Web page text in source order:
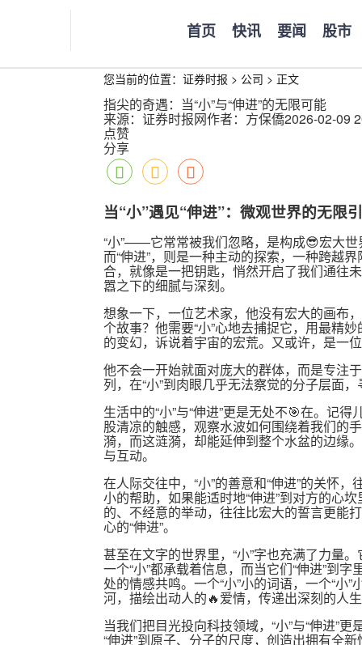
首页 快讯 要闻 股市
您当前的位置： 证券时报 > 公司 > 正文
指尖的奇遇：当“小”与“伸进”的无限可能
来源：证券时报网作者：方保僑2026-02-09
点赞
分享
当“小”遇见“伸进”：微观世界的无限
“小”——它常常被我们忽略，是构成😎宏大
而“伸进”，则是一种主动的探索，一种跨越
合，就像是一把钥匙，悄然开启了我们通往
嚣之下的细腻与深刻。
想象一下，一位艺术家，他没有宏大的画布
个故事？他需要“小”心地去捕捉它，用最精
的变幻，诉说着宇宙的宏荒。又或许，是一
他不会一开始就面对庞大的群体，而是专注
列，在“小”到肉眼几乎无法察觉的分子层面
生活中的“小”与“伸进”更是无处不🎯在。记
股清凉的触感，观察水波如何围绕着我们的
漪，而这涟漪，却能延伸到整个水盆的边缘
与互动。
在人际交往中，“小”的善意和“伸进”的关怀
小的帮助，如果能适时地“伸进”到对方的心
的、不经意的举动，往往比宏大的誓言更能
心的“伸进”。
甚至在文字的世界里，“小”字也充满了力量
一个“小”都承载着信息，而当它们“伸进”到
处的情感共鸣。一个“小”小的词语，一个“小
河，描绘出动人的🔥爱情，传递出深刻的人
当我们把目光投向科技领域，“小”与“伸进”
“伸进”到原子、分子的尺度，创造出拥有全